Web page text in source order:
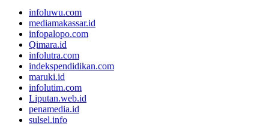
infoluwu.com
mediamakassar.id
infopalopo.com
Qimara.id
infolutra.com
indekspendidikan.com
maruki.id
infolutim.com
Liputan.web.id
penamedia.id
sulsel.info